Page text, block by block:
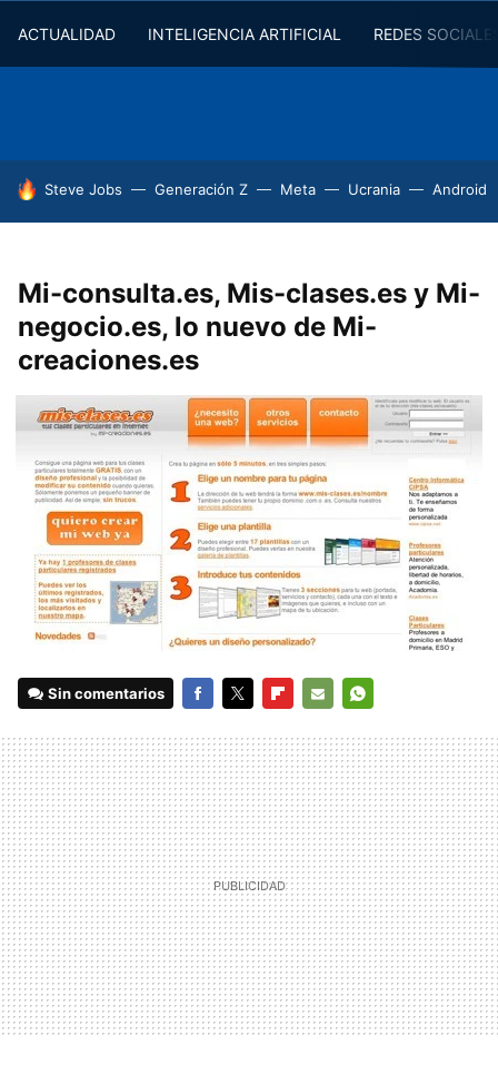
ACTUALIDAD INTELIGENCIA ARTIFICIAL REDES
HOY SE HABLA DE
Steve Jobs Generación Z Meta Ucrania Android
Mi-consulta.es, Mis-clases.es y Mi-
negocio.es, lo nuevo de Mi-
creaciones.es
Sin comentarios
MAIL